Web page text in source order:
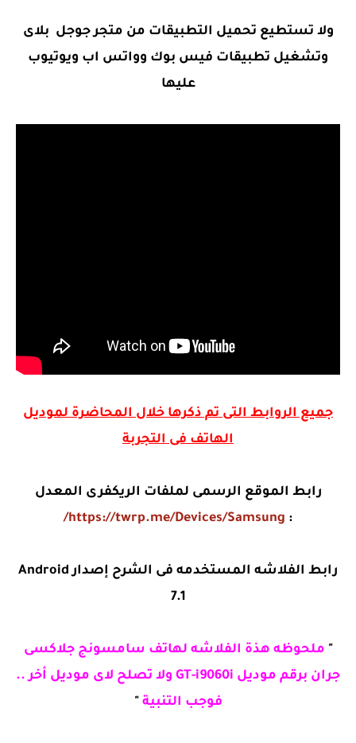
ولا تستطيع تحميل التطبيقات من متجر جوجل بلاى
وتشغيل تطبيقات فيس بوك وواتس اب ويوتيوب
عليها
جميع الروابط التى تم ذكرها خلال المحاضرة لموديل
الهاتف فى التجربة
رابط الموقع الرسمى لملفات الريكفرى المعدل
:
https://twrp.me/Devices/Samsung/
رابط الفلاشه المستخدمه فى الشرح إصدار Android
7.1
" ملحوظه هذة الفلاشه لهاتف سامسونج جلاكسى
جران برقم موديل GT-i9060i ولا تصلح لاى موديل أخر ..
فوجب التنبية "